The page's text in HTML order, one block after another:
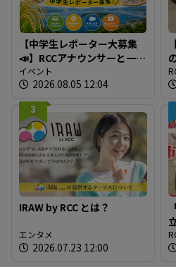
【中学生レポーター大募集
📣】RCCアナウンサーと一緒
に「広島の食」の現場を取
材しよう！
イベント
2026.08.05 12:04
3
IRAW by RCC とは？
エンタメ
2026.07.23 12:00